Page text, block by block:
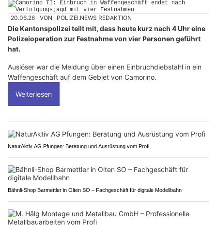
20.06.26 VON POLIZEI.NEWS REDAKTION
Die Kantonspolizei teilt mit, dass heute kurz nach 4 Uhr eine
Polizeioperation zur Festnahme von vier Personen geführt
hat.
Auslöser war die Meldung über einen Einbruchdiebstahl in ein
Waffengeschäft auf dem Gebiet von Camorino.
Weiterlesen
NaturAktiv AG Pfungen: Beratung und Ausrüstung vom Profi
Bähnli-Shop Barmettler in Olten SO – Fachgeschäft für digitale Modellbahn